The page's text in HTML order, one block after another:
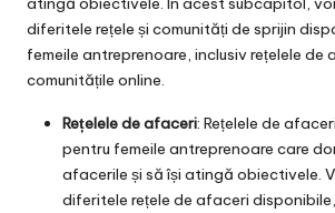
diferitele rețele și comunități de sprijin
femeile antreprenoare, inclusiv rețelele de
comunitățile online.
Rețelele de afaceri: Rețelele de
pentru femeile antreprenoare care
afacerile și să își atingă obiectivele.
diferitele rețele de afaceri